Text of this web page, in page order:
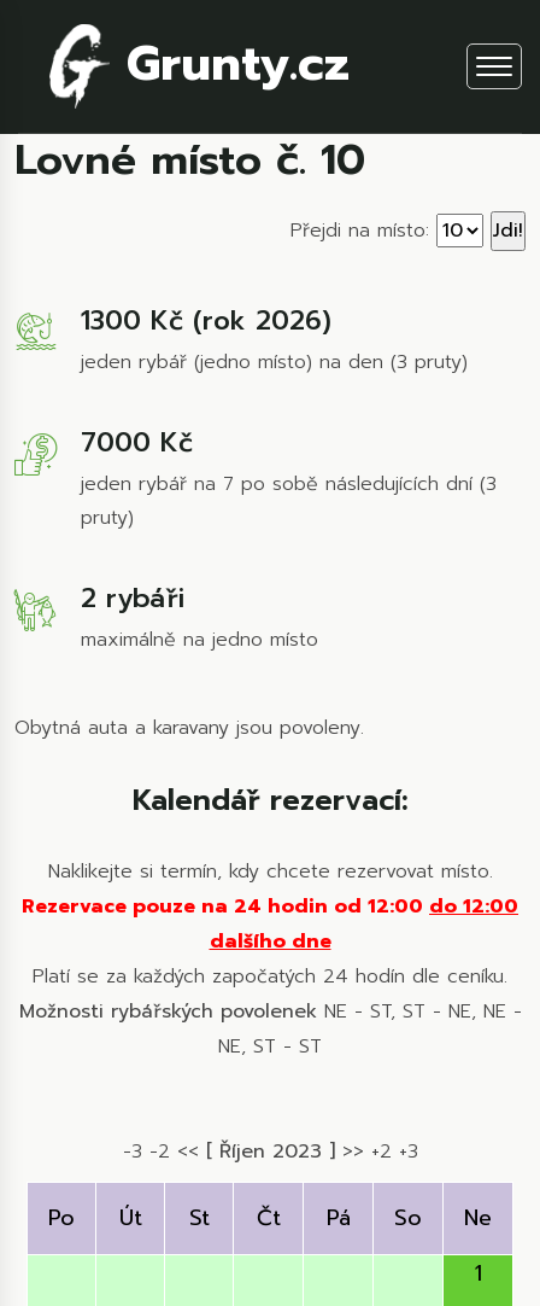
Grunty.cz
Lovné místo č. 10
Přejdi na místo:
1300 Kč (rok 2026)
jeden rybář (jedno místo) na den (3 pruty)
7000 Kč
jeden rybář na 7 po sobě následujících dní (3
pruty)
2 rybáři
maximálně na jedno místo
Obytná auta a karavany jsou povoleny.
Kalendář rezervací:
Naklikejte si termín, kdy chcete rezervovat místo.
Rezervace pouze na 24 hodin od 12:00 do 12:00
dalšího dne
Platí se za každých započatých 24 hodín dle ceníku.
Možnosti rybářských povolenekNE - ST, ST - NE, NE -
NE, ST - ST
-3 -2 << [ Říjen 2023 ] >> +2 +3
Po Út St Čt Pá So
Ne
1